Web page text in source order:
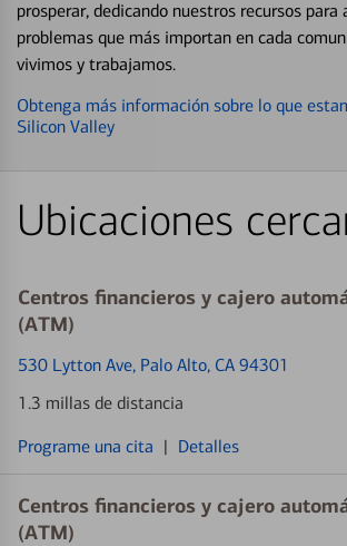
prosperar, dedicando nuestros recursos para
problemas que más importan en cada
vivimos y trabajamos.
Obtenga más información sobre lo que
Silicon Valley
Ubicaciones
Centros financieros y cajero
(ATM)
530 Lytton Ave, Palo Alto, CA 94301
1.3 millas de distancia
Programe una cita | Detalles
Centros financieros y cajero
(ATM)